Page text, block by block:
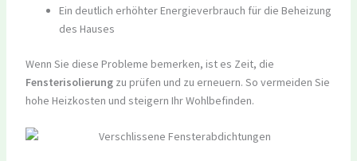
Ein deutlich erhöhter Energieverbrauch für die Beheizung
des Hauses
Wenn Sie diese Probleme bemerken, ist es Zeit, die
Fensterisolierungzu prüfen und zu erneuern. So vermeiden Sie
hohe Heizkosten und steigern Ihr Wohlbefinden.